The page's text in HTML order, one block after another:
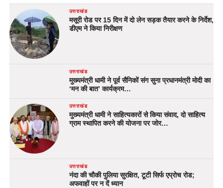
उत्तराखंड
मसूरी रोड पर 15 दिन में दो लेन सड़क तैयार करने के निर्देश,
डीएम ने किया निरीक्षण
उत्तराखंड
मुख्यमंत्री धामी ने पूर्व सैनिकों संग सुना प्रधानमंत्री मोदी का
‘मन की बात’ कार्यक्रम…
उत्तराखंड
मुख्यमंत्री धामी ने साहित्यकारों से किया संवाद, दो साहित्य
ग्राम स्थापित करने की योजना पर जोर…
उत्तराखंड
नंदा की चौकी पुलिया सुरक्षित, टूटी सिर्फ एप्रोच रोड;
अफवाहों पर न दें ध्यान